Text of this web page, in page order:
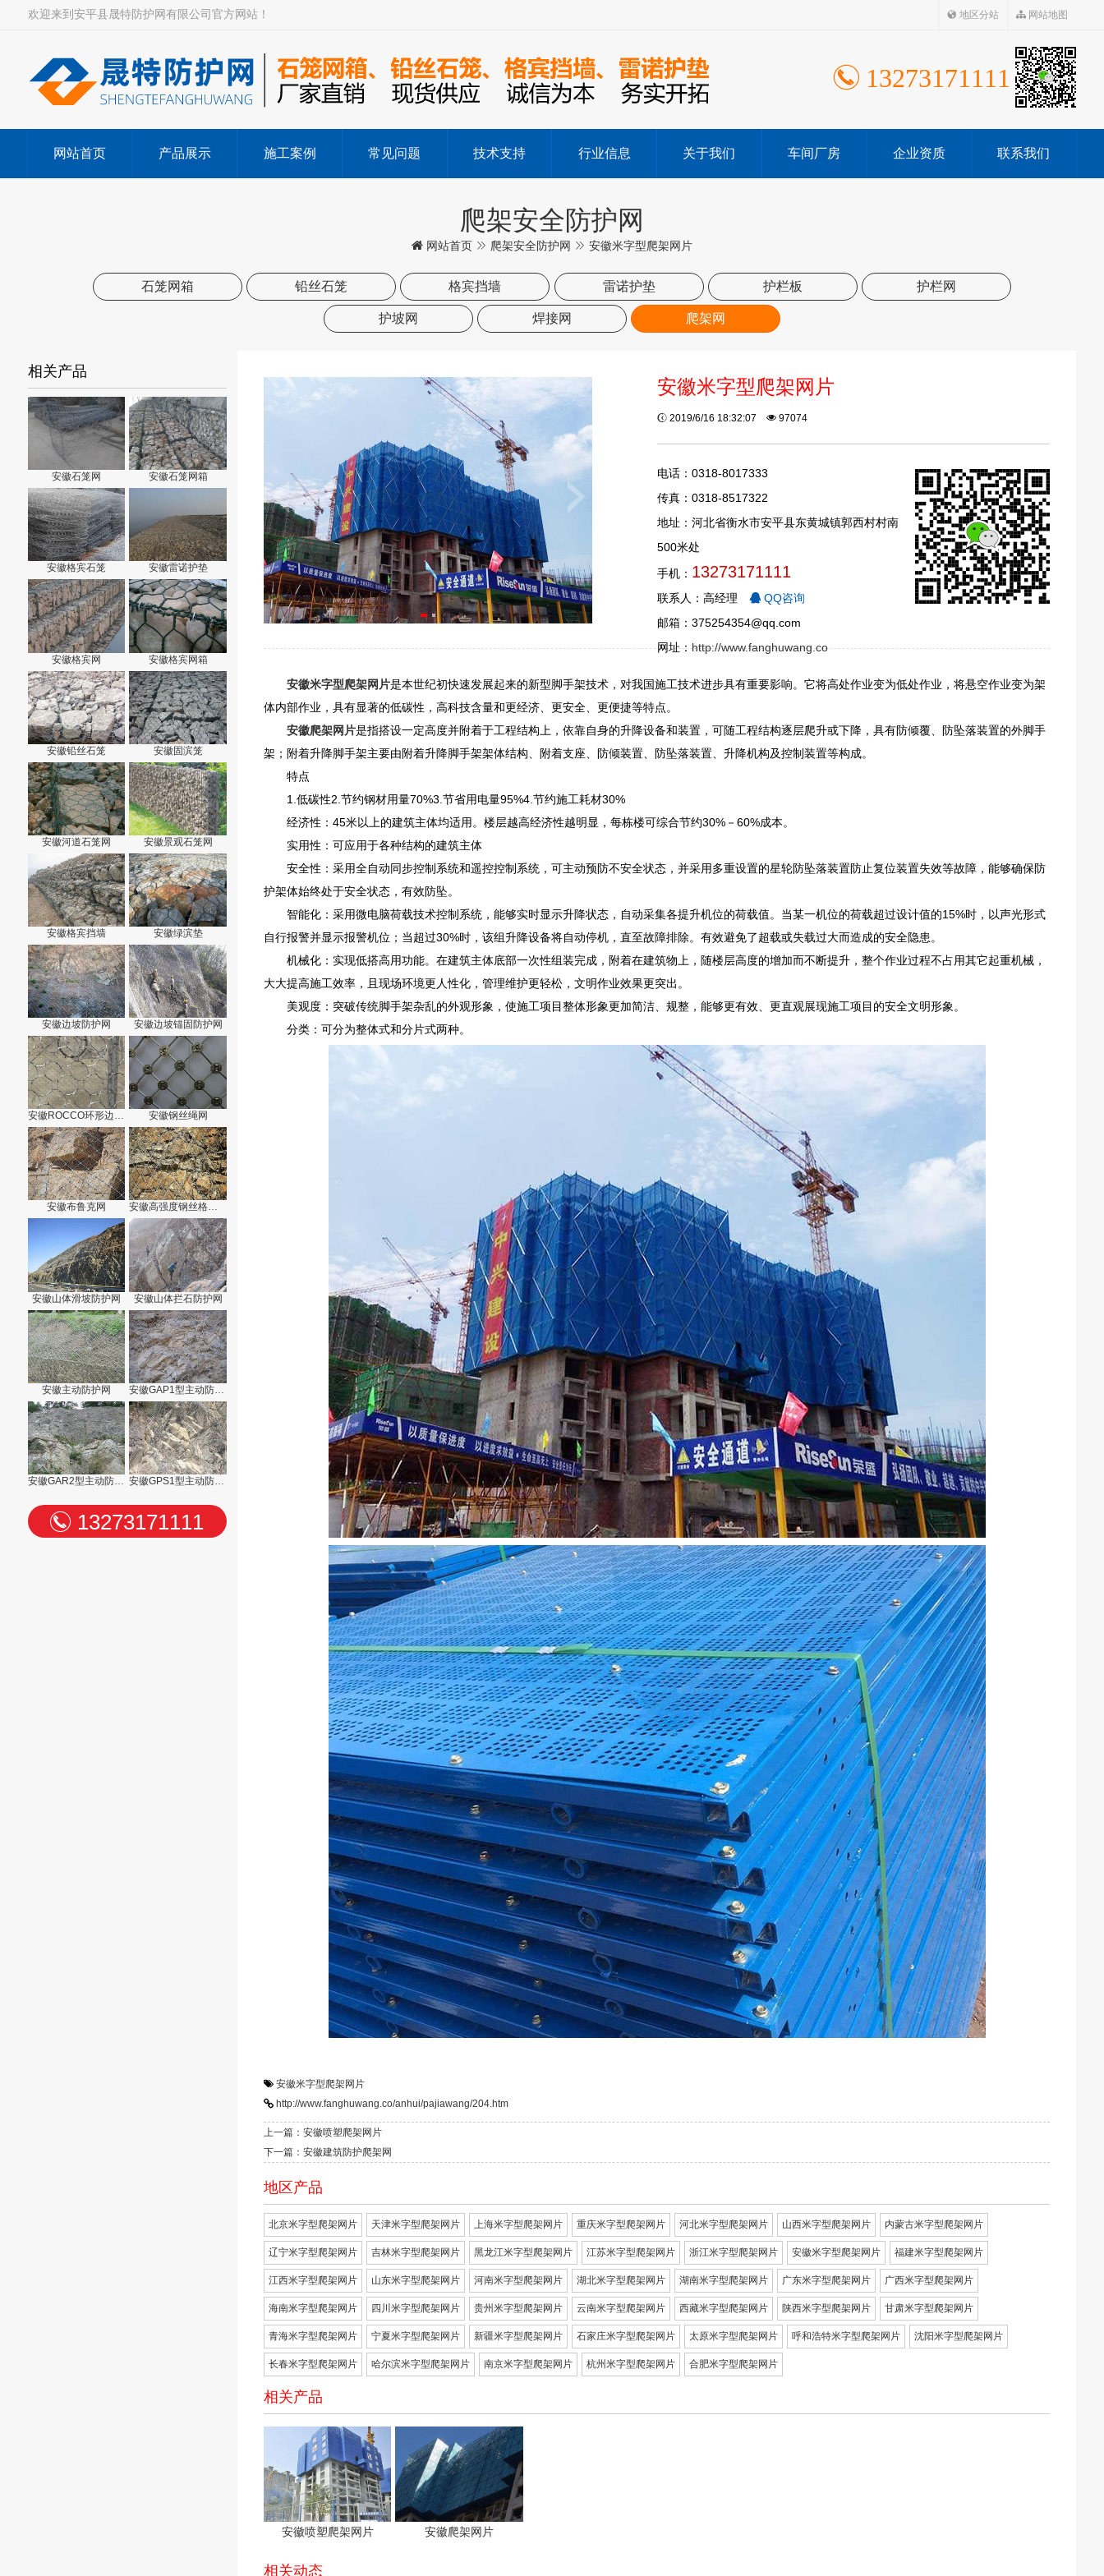
欢迎来到安平县晟特防护网有限公司官方网站！ 地区分站 网站地图
13273171111
网站首页 产品展示 施工案例 常见问题 技术支持 行业信息 关于我们 车间厂房 企业资质 联系我们
爬架安全防护网
网站首页 爬架安全防护网 安徽米字型爬架网片
石笼网箱 铅丝石笼 格宾挡墙 雷诺护垫 护栏板 护栏网
护坡网 焊接网 爬架网
相关产品
安徽石笼网 安徽石笼网箱
安徽格宾石笼 安徽雷诺护垫
安徽格宾网 安徽格宾网箱
安徽铅丝石笼 安徽固滨笼
安徽河道石笼网 安徽景观石笼网
安徽格宾挡墙 安徽绿滨垫
安徽边坡防护网 安徽边坡锚固防护网
安徽ROCCO环形边坡防护网 安徽钢丝绳网
安徽布鲁克网 安徽高强度钢丝格栅网
安徽山体滑坡防护网 安徽山体拦石防护网
安徽主动防护网
安徽GAR2型主动防护网 安徽GPS1型主动防护网
13273171111
安徽米字型爬架网片
2019/6/16 18:32:07 97074
电话：0318-8017333
传真：0318-8517322
地址：河北省衡水市安平县东黄城镇郭西村村南
500米处
手机： 13273171111
联系人：高经理
QQ咨询
邮箱：375254354@qq.com
网址：http://www.fanghuwang.co
安徽米字型爬架网片是本世纪初快速发展起来的新型脚手架技术，对我国施工技术进步具有重要影响。它将高处作业变为低处作业，将悬空作业变为架
体内部作业，具有显著的低碳性，高科技含量和更经济、更安全、更便捷等特点。
安徽爬架网片是指搭设一定高度并附着于工程结构上，依靠自身的升降设备和装置，可随工程结构逐层爬升或下降，具有防倾覆、防坠落装置的外脚手
架；附着升降脚手架主要由附着升降脚手架架体结构、附着支座、防倾装置、防坠落装置、升降机构及控制装置等构成。
特点
1.低碳性2.节约钢材用量70%3.节省用电量95%4.节约施工耗材30%
经济性：45米以上的建筑主体均适用。楼层越高经济性越明显，每栋楼可综合节约30%－60%成本。
实用性：可应用于各种结构的建筑主体
安全性：采用全自动同步控制系统和遥控控制系统，可主动预防不安全状态，并采用多重设置的星轮防坠落装置防止复位装置失效等故障，能够确保防
护架体始终处于安全状态，有效防坠。
智能化：采用微电脑荷载技术控制系统，能够实时显示升降状态，自动采集各提升机位的荷载值。当某一机位的荷载超过设计值的15%时，以声光形式
自行报警并显示报警机位；当超过30%时，该组升降设备将自动停机，直至故障排除。有效避免了超载或失载过大而造成的安全隐患。
机械化：实现低搭高用功能。在建筑主体底部一次性组装完成，附着在建筑物上，随楼层高度的增加而不断提升，整个作业过程不占用其它起重机械，
大大提高施工效率，且现场环境更人性化，管理维护更轻松，文明作业效果更突出。
美观度：突破传统脚手架杂乱的外观形象，使施工项目整体形象更加简洁、规整，能够更有效、更直观展现施工项目的安全文明形象。
分类：可分为整体式和分片式两种。
安徽米字型爬架网片
http://www.fanghuwang.co/anhui/pajiawang/204.htm
上一篇：安徽喷塑爬架网片
下一篇：安徽建筑防护爬架网
地区产品
北京米字型爬架网片 天津米字型爬架网片 上海米字型爬架网片 重庆米字型爬架网片 河北米字型爬架网片 山西米字型爬架网片 内蒙古米字型爬架网片
辽宁米字型爬架网片 吉林米字型爬架网片 黑龙江米字型爬架网片 江苏米字型爬架网片 浙江米字型爬架网片 安徽米字型爬架网片 福建米字型爬架网片
江西米字型爬架网片 山东米字型爬架网片 河南米字型爬架网片 湖北米字型爬架网片 湖南米字型爬架网片 广东米字型爬架网片 广西米字型爬架网片
海南米字型爬架网片 四川米字型爬架网片 贵州米字型爬架网片 云南米字型爬架网片 西藏米字型爬架网片 陕西米字型爬架网片 甘肃米字型爬架网片
青海米字型爬架网片 宁夏米字型爬架网片 新疆米字型爬架网片 石家庄米字型爬架网片 太原米字型爬架网片 呼和浩特米字型爬架网片 沈阳米字型爬架网片
长春米字型爬架网片 哈尔滨米字型爬架网片 南京米字型爬架网片 杭州米字型爬架网片 合肥米字型爬架网片
相关产品
安徽喷塑爬架网片 安徽爬架网片
相关动态